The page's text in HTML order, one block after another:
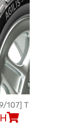
107] T